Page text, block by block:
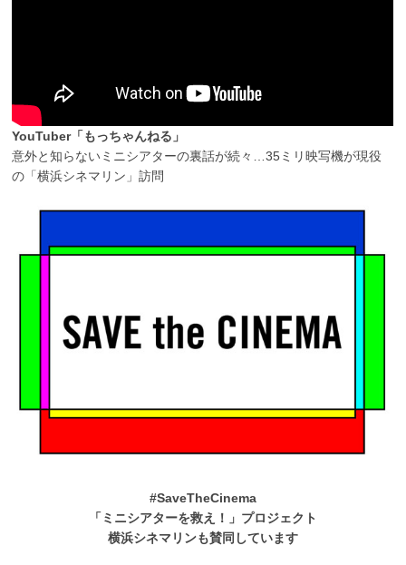
YouTuber「もっちゃんねる」
意外と知らないミニシアターの裏話が続々…35ミリ映写機が現役
の「横浜シネマリン」訪問
#SaveTheCinema
「ミニシアターを救え！」プロジェクト
横浜シネマリンも賛同しています